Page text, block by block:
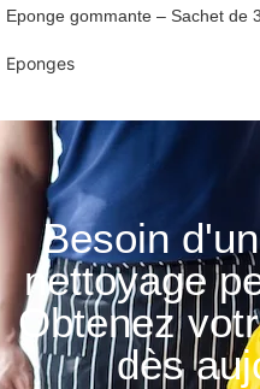
Eponge gommante – Sachet de 3
Eponges
Besoin
nettoyage
Obtenez
dès